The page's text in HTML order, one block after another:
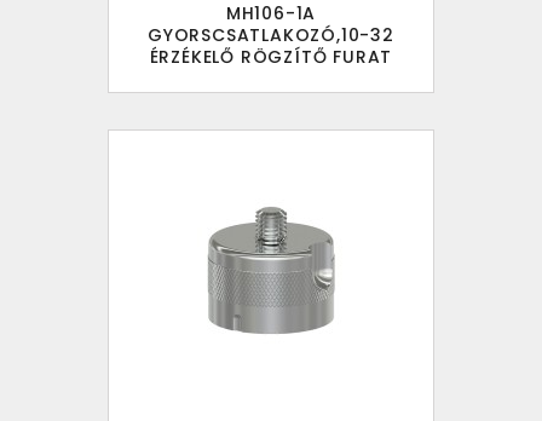
MH106-1A
GYORSCSATLAKOZÓ,10-32
ÉRZÉKELŐ RÖGZÍTŐ FURAT